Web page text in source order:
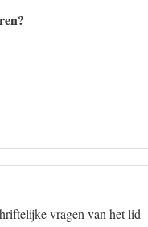
vragen van het lid